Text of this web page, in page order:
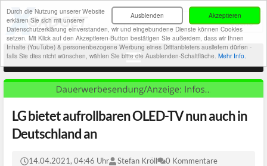
Akzeptieren
Ausblenden
Durch die Nutzung unserer Website
erklären Sie sich mit unserer
Datenschutzerklärung einverstanden, wir und eingebundene Dienste können Cookies
setzen. Mit Klick auf den Akzeptieren-Button bestätigen Sie außerdem, dass wir Ihnen
Inhalte (YouTube) & personenbezogene Werbung eines Drittanbieters ausliefern dürfen -
falls Sie dies nicht wünschen, wählen Sie bitte die Ausblenden-Schaltfläche. Mehr Info.
LG bietet aufrollbaren OLED-TV nun auch in
Deutschland an
14.04.2021, 04:46 Uhr Stefan Kröll 0 Kommentare